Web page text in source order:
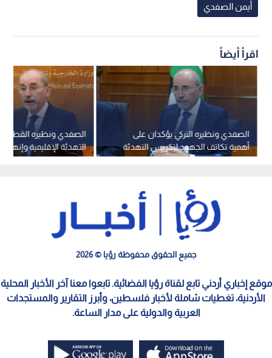
أيمن الصفدي
اقرأ أيضاً
الصفدي ونظيره القطري
التهدئة الإقليمية وإنهاء
الصفدي ونظيره التركي يؤكدان على
أهمية تكاتف الجهود لتكريس التهدئة
بين الولايات المتحدة وإيران
جميع الحقوق محفوظة رؤيا © 2026
موقع إخباري أردني تابع لقناة رؤيا الفضائية. تابعوا معنا آخر الأخبار المحلية
الأردنية، تغطيات شاملة لأخبار فلسطين، وأبرز التقارير والمستجدات
العربية والدولية على مدار الساعة.